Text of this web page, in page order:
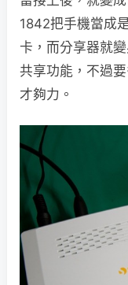
1842把手機當成
卡，而分享器就
共享功能，不過
才夠力。